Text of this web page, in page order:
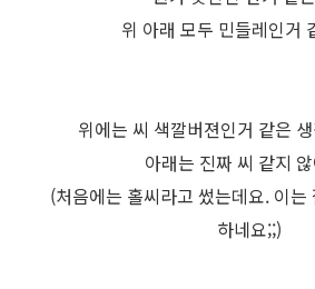
위 아래 모두 민들레인거
위에는 씨 색깔버젼인거 같은
아래는 진짜 씨 같지
(처음에는 홀씨라고 썼는데요. 이는
하네요;;)